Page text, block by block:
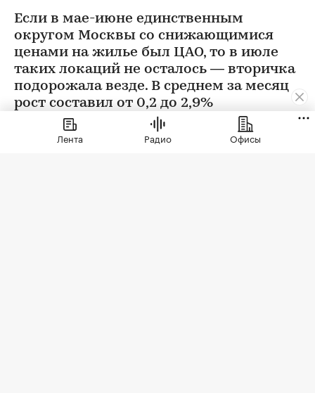
Если в мае-июне единственным
округом Москвы со снижающимися
ценами на жилье был ЦАО, то в июле
таких локаций не осталось — вторичка
подорожала везде. В среднем за месяц
рост составил от 0,2 до 2,9%
Лента Радио Офисы